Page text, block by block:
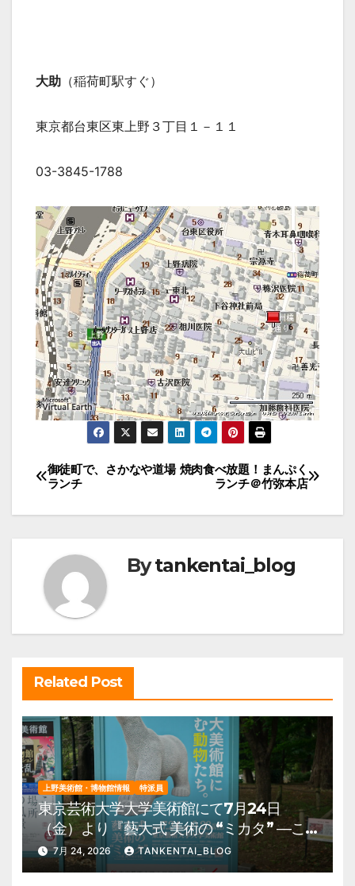
大助 （稲荷町駅すぐ）
東京都台東区東上野３丁目１－１１
03-3845-1788
投
稿
ナ
ゲ
ー
シ
ョ
ン
焼肉食べ放題！まんぷく
ランチ＠竹弥本店
御徒町で、さかなや道場
ランチ
Bytankentai_blog
Related Post
上野美術館・博物館情報 特派員
東京芸術大学大学美術館にて7月24日
（金）より『藝大式 美術の “ミカタ” ―こ
の夏、藝大生になる―』を開催。 上野公
園 美術館・博物館 混雑情報他
7月 24, 2026 TANKENTAI_BLOG